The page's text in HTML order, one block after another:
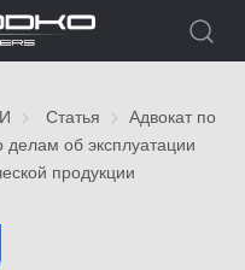
Статья
Адвокат по
об эксплуатации
продукции